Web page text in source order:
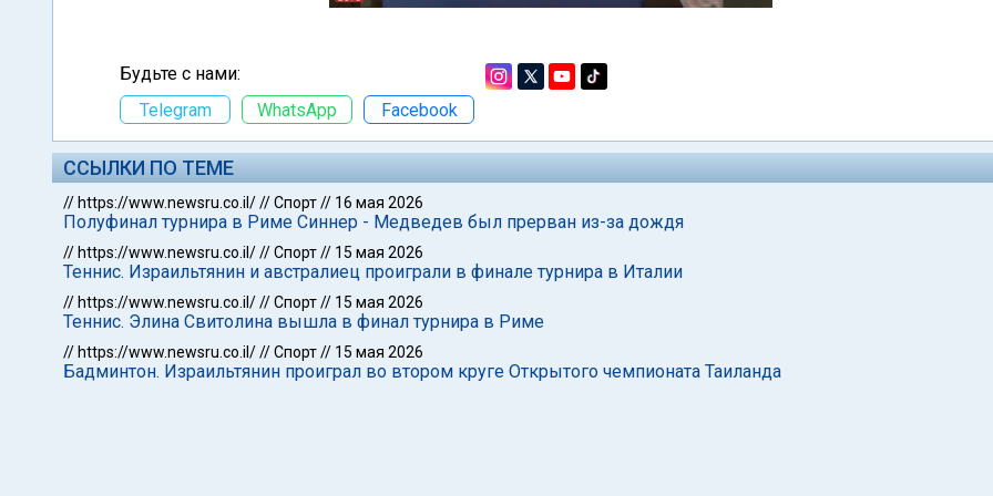
Будьте с нами:
Telegram
WhatsApp Facebook
ССЫЛКИ ПО ТЕМЕ
// https://www.newsru.co.il///Спорт// 16 мая 2026
Полуфинал турнира в Риме Синнер - Медведев был прерван из-за дождя
// https://www.newsru.co.il///Спорт// 15 мая 2026
Теннис. Израильтянин и австралиец проиграли в финале турнира в Италии
// https://www.newsru.co.il///Спорт// 15 мая 2026
Теннис. Элина Свитолина вышла в финал турнира в Риме
// https://www.newsru.co.il///Спорт// 15 мая 2026
Бадминтон. Израильтянин проиграл во втором круге Открытого чемпионата Таиланда